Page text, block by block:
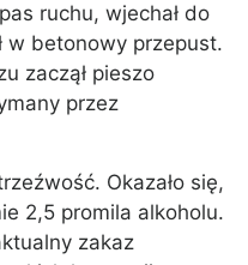
ruchu, wjechał do
w betonowy przepust.
zaczął pieszo
przez
Okazało się,
2,5 promila alkoholu.
zakaz